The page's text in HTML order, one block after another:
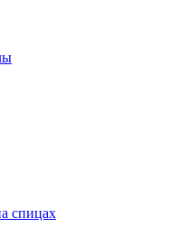
спицах